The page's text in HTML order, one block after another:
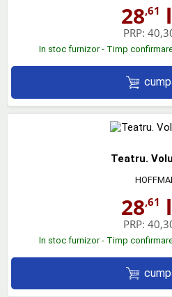
28,61
PRP:
In stoc furnizor - Timp
Teatru.
28,61
PRP:
In stoc furnizor - Timp